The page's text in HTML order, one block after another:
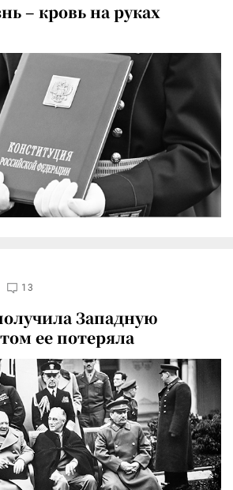
– кровь на руках
13
Западную
ее потеряла